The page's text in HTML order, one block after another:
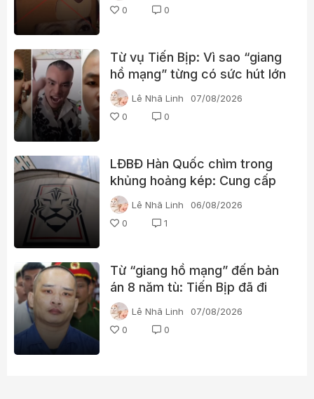
0
0
Từ vụ Tiến Bịp: Vì sao “giang
hồ mạng” từng có sức hút lớn
với người xem?
Lê Nhã Linh
07/08/2026
0
0
LĐBĐ Hàn Quốc chìm trong
khủng hoảng kép: Cung cấp
gái gọi cho trọng tài, cảnh sát
đột kích trụ sở
Lê Nhã Linh
06/08/2026
0
1
Từ “giang hồ mạng” đến bản
án 8 năm tù: Tiến Bịp đã đi
qua những gì?
Lê Nhã Linh
07/08/2026
0
0